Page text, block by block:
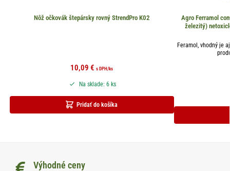
Nôž očkovák štepársky rovný StrendPro K02
10,09€ s DPH/ks
Pridať do košíka
Na sklade: 6 ks
Agro Ferramol
železitý)
Feramol, vhodný je
Výhodné ceny